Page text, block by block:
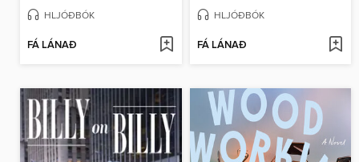
HLJÓÐBÓK
FÁ LÁNAÐ
HLJÓÐBÓK
FÁ LÁNAÐ